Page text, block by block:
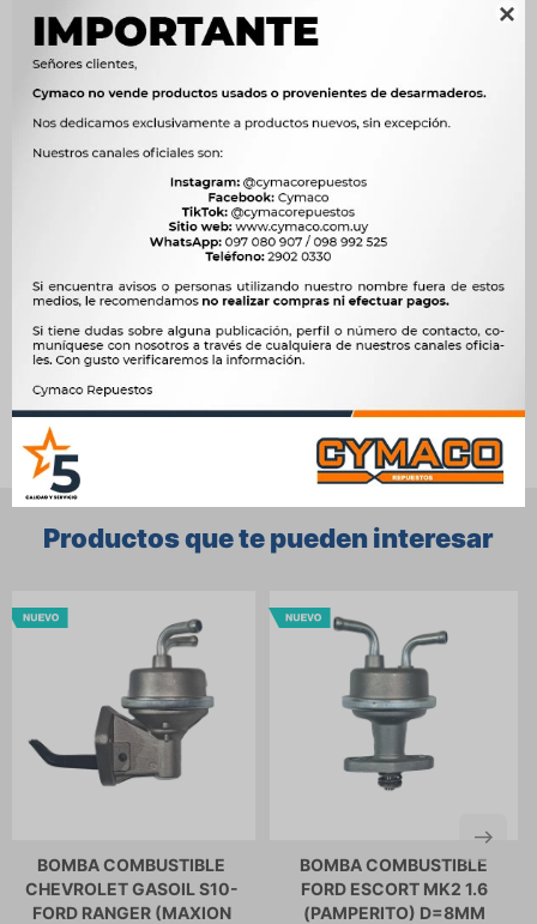

Características
Año 2003 - 2010
93394746, 94740642, 058031395
Ver mas productos de la marca Sin Marca
Productos que te pueden interesar
BOMBA COMBUSTIBLE
CHEVROLET GASOIL S10-
FORD RANGER (MAXION
BOMBA COMBUSTIBLE
FORD ESCORT MK2 1.6
(PAMPERITO) D=8MM